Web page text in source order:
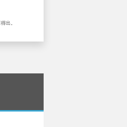
出。